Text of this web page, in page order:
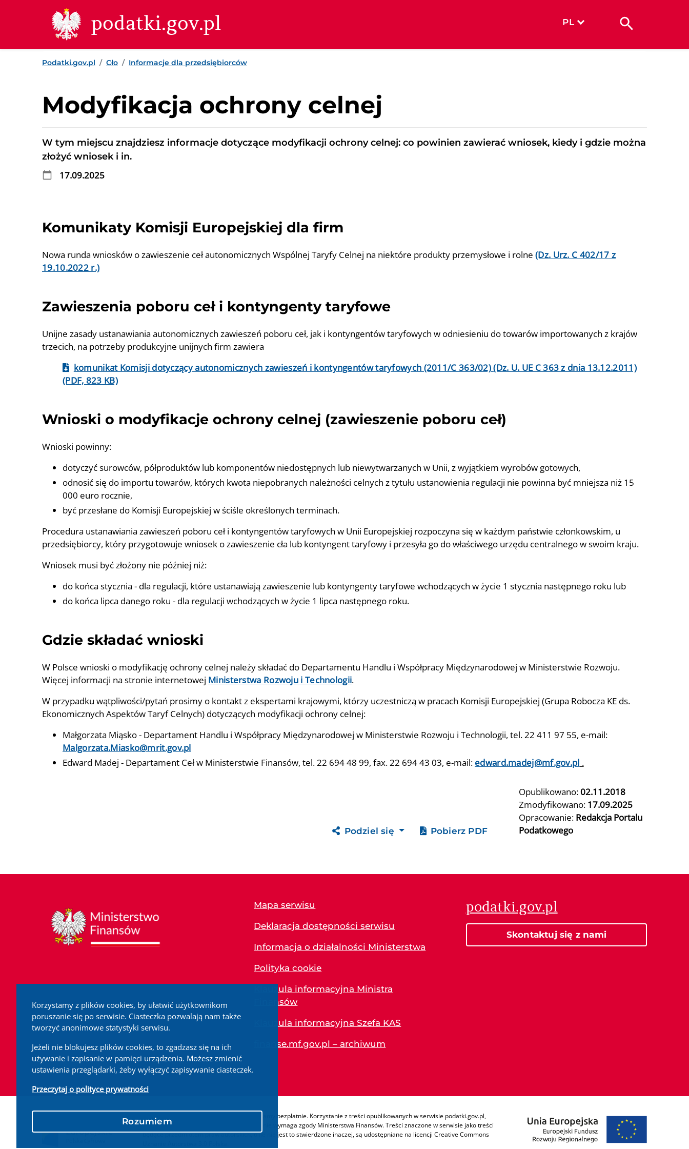
Korzystamy z plików cookies, by ułatwić użytkownikom
poruszanie się po serwisie. Ciasteczka pozwalają nam także
tworzyć anonimowe statystyki serwisu.
Jeżeli nie blokujesz plików cookies, to zgadzasz się na ich
używanie i zapisanie w pamięci urządzenia. Możesz zmienić
ustawienia przeglądarki, żeby wyłączyć zapisywanie ciasteczek.
Przeczytaj o polityce prywatności
Rozumiem
Przejdź do treści
Przejdź do wyszukiwarki
Przejdź do stopki
podatki.gov.pl PL
Podatki.gov.pl Cło Informacje dla przedsiębiorców
Modyfikacja ochrony celnej
W tym miejscu znajdziesz informacje dotyczące modyfikacji ochrony celnej: co powinien zawierać wniosek, kiedy i gdzie można
złożyć wniosek i in.
17.09.2025
Komunikaty Komisji Europejskiej dla firm
Nowa runda wniosków o zawieszenie ceł autonomicznych Wspólnej Taryfy Celnej na niektóre produkty przemysłowe i rolne (Dz. Urz. C 402/17 z
19.10.2022 r.)
Zawieszenia poboru ceł i kontyngenty taryfowe
Unijne zasady ustanawiania autonomicznych zawieszeń poboru ceł, jak i kontyngentów taryfowych w odniesieniu do towarów importowanych z krajów
trzecich, na potrzeby produkcyjne unijnych firm zawiera
komunikat Komisji dotyczący autonomicznych zawieszeń i kontyngentów taryfowych (2011/C 363/02) (Dz. U. UE C 363 z dnia 13.12.2011)
(PDF, 823 KB)
Wnioski o modyfikacje ochrony celnej (zawieszenie poboru ceł)
Wnioski powinny:
dotyczyć surowców, półproduktów lub komponentów niedostępnych lub niewytwarzanych w Unii, z wyjątkiem wyrobów gotowych,
odnosić się do importu towarów, których kwota niepobranych należności celnych z tytułu ustanowienia regulacji nie powinna być mniejsza niż 15
000 euro rocznie,
być przesłane do Komisji Europejskiej w ściśle określonych terminach.
Procedura ustanawiania zawieszeń poboru ceł i kontyngentów taryfowych w Unii Europejskiej rozpoczyna się w każdym państwie członkowskim, u
przedsiębiorcy, który przygotowuje wniosek o zawieszenie cła lub kontyngent taryfowy i przesyła go do właściwego urzędu centralnego w swoim kraju.
Wniosek musi być złożony nie później niż:
do końca stycznia - dla regulacji, które ustanawiają zawieszenie lub kontyngenty taryfowe wchodzących w życie 1 stycznia następnego roku lub
do końca lipca danego roku - dla regulacji wchodzących w życie 1 lipca następnego roku.
Gdzie składać wnioski
W Polsce wnioski o modyfikację ochrony celnej należy składać do Departamentu Handlu i Współpracy Międzynarodowej w Ministerstwie Rozwoju.
Więcej informacji na stronie internetowej Ministerstwa Rozwoju i Technologii.
W przypadku wątpliwości/pytań prosimy o kontakt z ekspertami krajowymi, którzy uczestniczą w pracach Komisji Europejskiej (Grupa Robocza KE ds.
Ekonomicznych Aspektów Taryf Celnych) dotyczących modyfikacji ochrony celnej:
Małgorzata Miąsko - Departament Handlu i Współpracy Międzynarodowej w Ministerstwie Rozwoju i Technologii, tel. 22 411 97 55, e-mail:
Malgorzata.Miasko@mrit.gov.pl
Edward Madej - Departament Ceł w Ministerstwie Finansów, tel. 22 694 48 99, fax. 22 694 43 03, e-mail: edward.madej@mf.gov.pl .
Podziel się Pobierz PDF
Opublikowano:02.11.2018
Zmodyfikowano: 17.09.2025
Opracowanie: Redakcja Portalu
Podatkowego
Mapa serwisu
Deklaracja dostępności serwisu
Informacja o działalności Ministerstwa
Polityka cookie
Klauzula informacyjna Ministra
Finansów
Klauzula informacyjna Szefa KAS
finanse.mf.gov.pl – archiwum
podatki.gov.pl
Skontaktuj się z nami
Treści zamieszczone w serwisie udostępniamy bezpłatnie. Korzystanie z treści opublikowanych w serwisie podatki.gov.pl,
niezależnie od celu i sposobu korzystania, nie wymaga zgody Ministerstwa Finansów. Treści znaczone w serwisie jako treści
będące przedmiotem praw autorskich, o ile nie jest to stwierdzone inaczej, są udostępniane na licencji Creative Commons